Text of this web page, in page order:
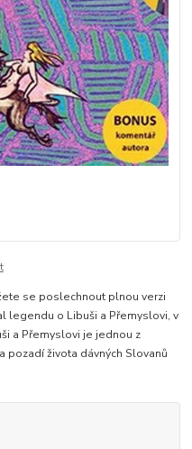
se poslechnout plnou verzi
legendu o Libuši a Přemyslovi, v
a Přemyslovi je jednou z
pozadí života dávných Slovanů